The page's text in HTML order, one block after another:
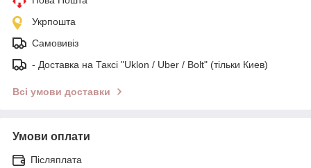
Укрпошта
Самовивіз
- Доставка на Таксі "Uklon / Uber / Bolt" (тільки Киев)
Всі умови доставки
Умови оплати
Післяплата